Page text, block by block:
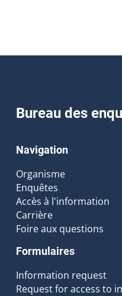
Bureau des
Navigation
Organisme
Enquêtes
Accès à l'information
Carrière
Foire aux questions
Formulaires
Information request
Request for access to